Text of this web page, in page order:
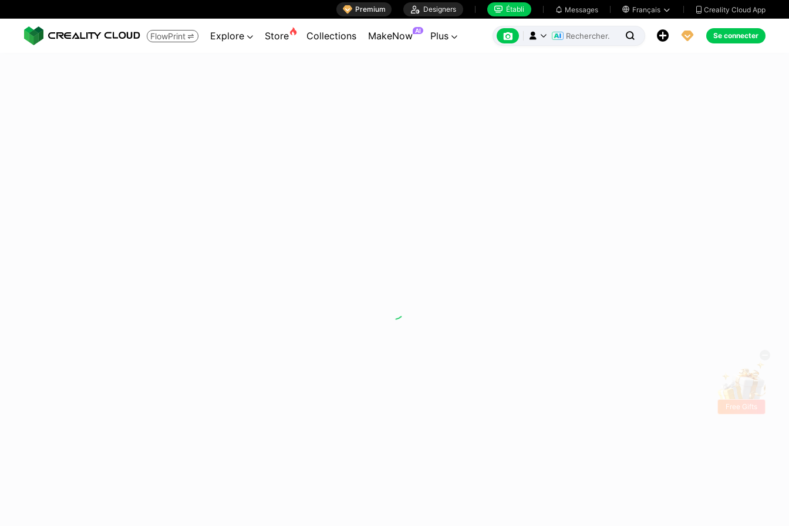
 Premium  Designers  Établi  Messages  Français   Creality Cloud App
FlowPrint  Explore  Store Collections MakeNow AI Plus        Se connecter
Free Gifts